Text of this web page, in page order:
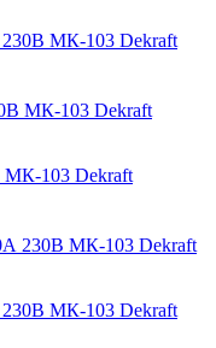
МК-103 Dekraft
МК-103 Dekraft
МК-103 Dekraft